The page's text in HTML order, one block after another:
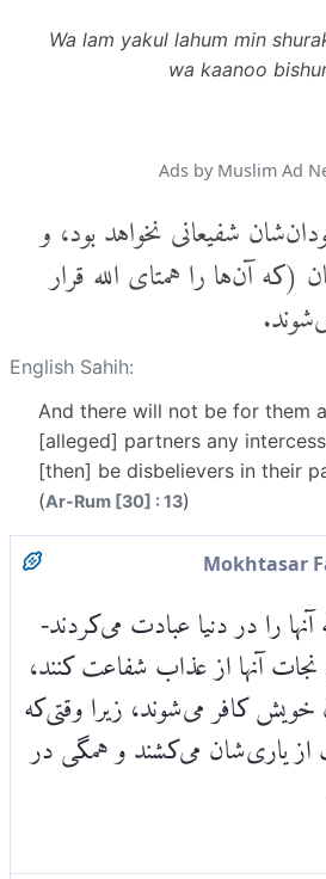
Wa lam yakul lahum min
wa kaanoo
Ads by Muslim Ad
شفیعانی نخواهد بود، و
آن‌ها را همتای الله قرار
English Sahih:
And there will not be for them
[alleged] partners any
[then] be disbelievers in their
(Ar-Rum [30] : 13)
را در دنیا عبادت می‌کردند-
آنها از عذاب شفاعت کنند،
کافر می‌شوند، زیرا وقتی‌که
از یاری‌شان می‌کشند و همگی در